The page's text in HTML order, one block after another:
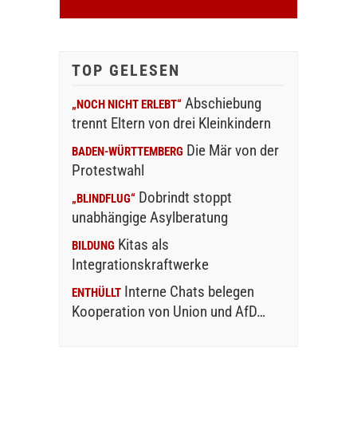
TOP GELESEN
„NOCH NICHT ERLEBT“ Abschiebung
trennt Eltern von drei Kleinkindern
BADEN-WÜRTTEMBERG Die Mär von der
Protestwahl
„BLINDFLUG“ Dobrindt stoppt
unabhängige Asylberatung
BILDUNG Kitas als
Integrationskraftwerke
ENTHÜLLT Interne Chats belegen
Kooperation von Union und AfD…